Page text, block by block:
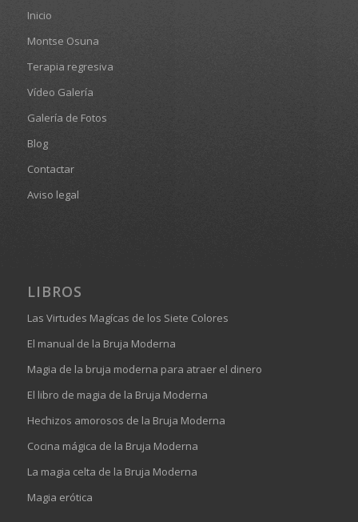
Inicio
Montse Osuna
Terapia regresiva
Vídeo Galería
Galería de Fotos
Blog
Contactar
Aviso legal
LIBROS
Las Virtudes Magícas de los Siete Colores
El manual de la Bruja Moderna
Magia de la bruja moderna para atraer el dinero
El libro de magia de la Bruja Moderna
Hechizos amorosos de la Bruja Moderna
Cocina mágica de la Bruja Moderna
La magia celta de la Bruja Moderna
Magia erótica